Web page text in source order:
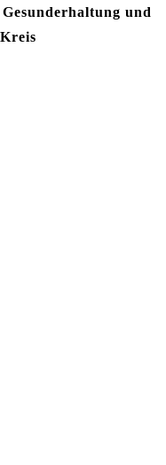
und